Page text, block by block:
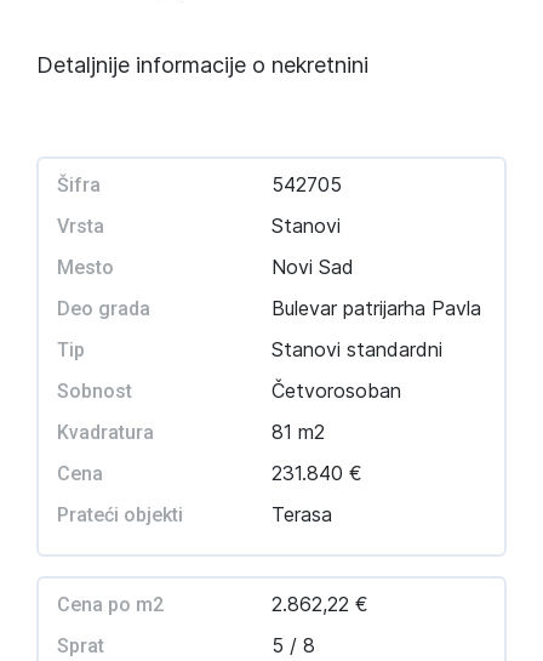
Detaljnije informacije o nekretnini
Šifra 542705
Vrsta Stanovi
Mesto Novi Sad
Deo grada Bulevar patrijarha Pavla
Tip Stanovi standardni
Sobnost Četvorosoban
Kvadratura 81 m2
Cena 231.840 €
Prateći objekti Terasa
Cena po m2 2.862,22 €
Sprat 5 / 8